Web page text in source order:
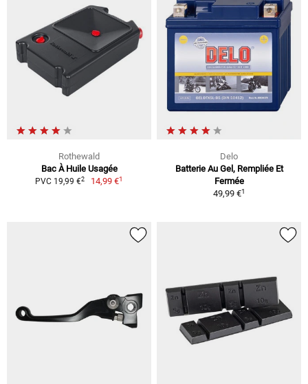
Rothewald
Bac À Huile Usagée
PVC 19,99 €2 14,99 €1
Delo
Batterie Au Gel, Rempliée Et
Fermée
49,99 €1